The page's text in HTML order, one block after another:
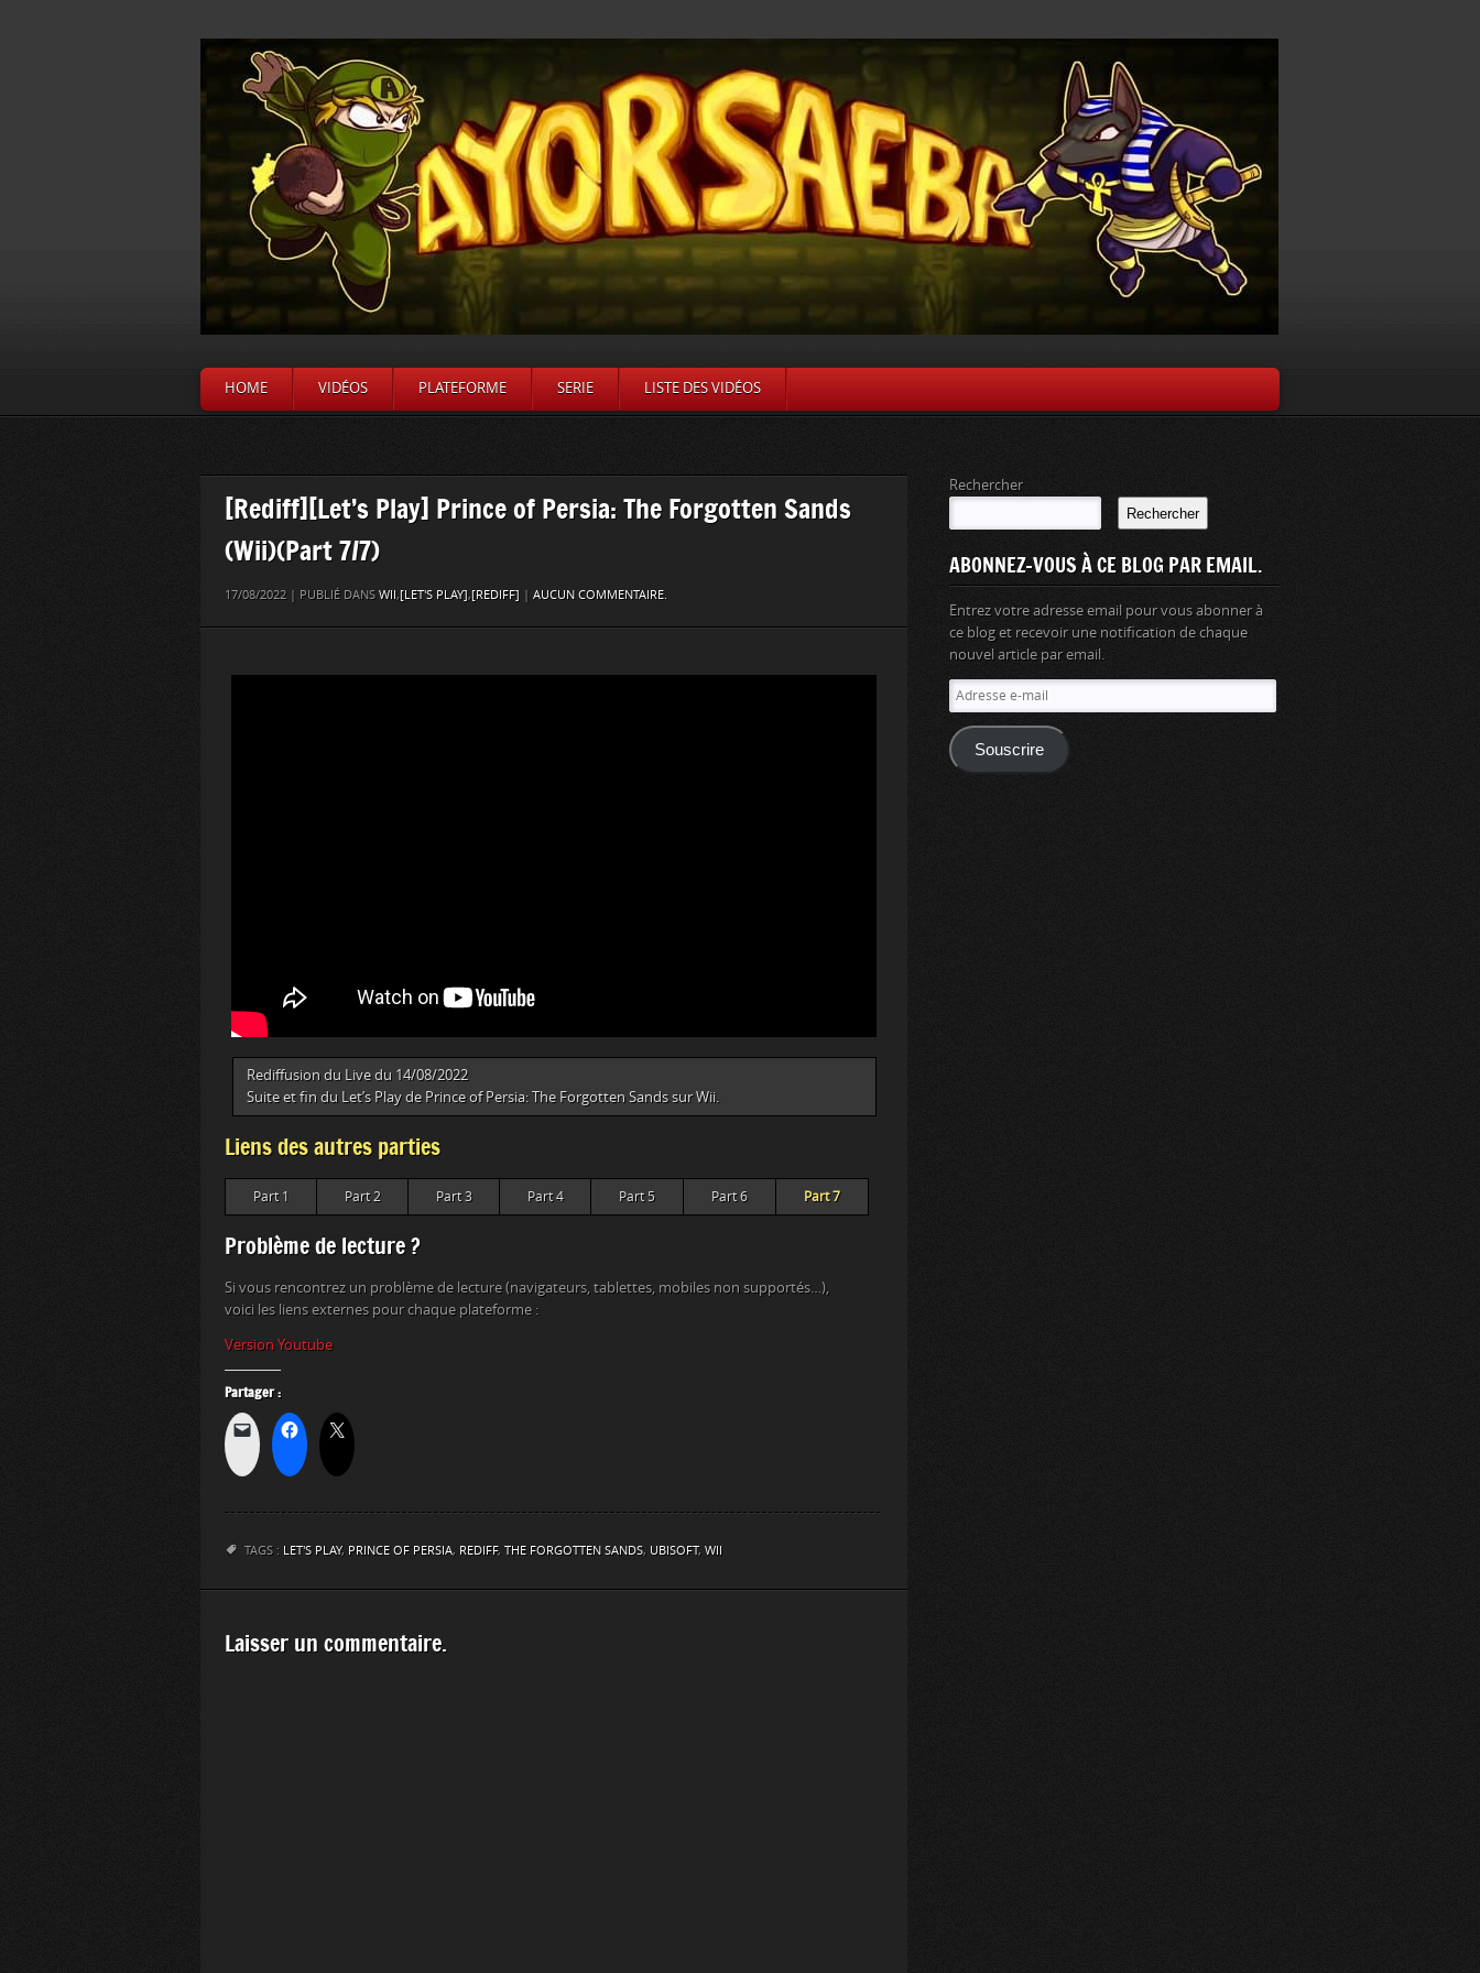
HOME VIDÉOS PLATEFORME SERIE LISTE DES VIDÉOS
[Rediff][Let’s Play] Prince of Persia: The Forgotten Sands
(Wii)(Part 7/7)
17/08/2022 | PUBLIÉ DANS WII,[LET'S PLAY],[REDIFF] | AUCUN COMMENTAIRE.
Rediffusion du Live du 14/08/2022
Suite et fin du Let’s Play de Prince of Persia: The Forgotten Sands sur Wii.
Liens des autres parties
Part 1 Part 2 Part 3 Part 4 Part 5 Part 6 Part 7
Problème de lecture ?
Si vous rencontrez un problème de lecture (navigateurs, tablettes, mobiles non supportés…),
voici les liens externes pour chaque plateforme :
Version Youtube
Partager :
TAGS : LET'S PLAY, PRINCE OF PERSIA, REDIFF, THE FORGOTTEN SANDS, UBISOFT, WII
Laisser un commentaire.
Rechercher
Rechercher
ABONNEZ-VOUS À CE BLOG PAR EMAIL.
Entrez votre adresse email pour vous abonner à
ce blog et recevoir une notification de chaque
nouvel article par email.
Adresse
e-
mail
Souscrire